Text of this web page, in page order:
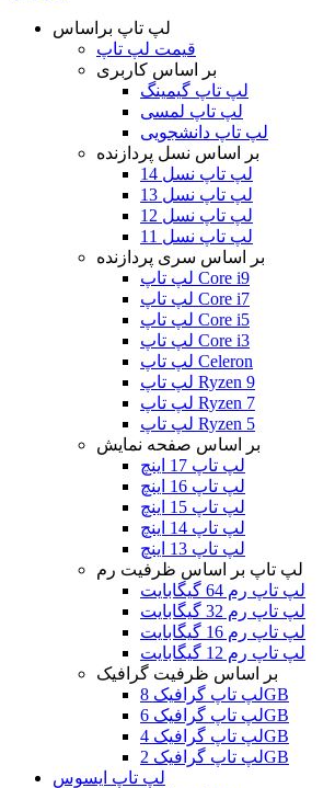
لپ تاپ براساس
قیمت لپ تاپ
بر اساس کاربری
لپ تاپ گیمینگ
لپ تاپ لمسی
لپ تاپ دانشجویی
بر اساس نسل پردازنده
لپ تاپ نسل 14
لپ تاپ نسل 13
لپ تاپ نسل 12
لپ تاپ نسل 11
بر اساس سری پردازنده
لپ تاپ Core i9
لپ تاپ Core i7
لپ تاپ Core i5
لپ تاپ Core i3
لپ تاپ Celeron
لپ تاپ Ryzen 9
لپ تاپ Ryzen 7
لپ تاپ Ryzen 5
بر اساس صفحه نمایش
لپ تاپ 17 اینچ
لپ تاپ 16 اینچ
لپ تاپ 15 اینچ
لپ تاپ 14 اینچ
لپ تاپ 13 اینچ
لپ تاپ بر اساس ظرفیت رم
لپ تاپ رم 64 گیگابایت
لپ تاپ رم 32 گیگابایت
لپ تاپ رم 16 گیگابایت
لپ تاپ رم 12 گیگابایت
بر اساس ظرفیت گرافیک
لپ تاپ گرافیک 8GB
لپ تاپ گرافیک 6GB
لپ تاپ گرافیک 4GB
لپ تاپ گرافیک 2GB
لپ تاپ ایسوس